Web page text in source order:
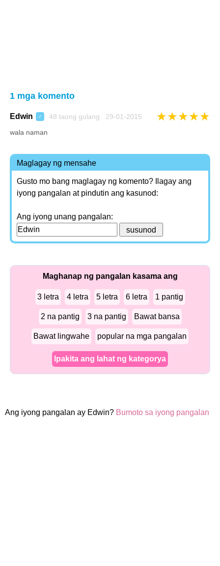
1 mga komento
Edwin ♂ 48 taong gulang 29-01-2015 ★★★★★
wala naman
Maglagay ng mensahe
Gusto mo bang maglagay ng komento? Ilagay ang
iyong pangalan at pindutin ang kasunod:
Ang iyong unang pangalan:
Maghanap ng pangalan kasama ang
3 letra 4 letra 5 letra 6 letra 1 pantig
2 na pantig 3 na pantig Bawat bansa
Bawat lingwahe popular na mga pangalan
Ipakita ang lahat ng kategorya
Ang iyong pangalan ay Edwin? Bumoto sa iyong pangalan